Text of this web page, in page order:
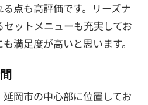
点も高評価です。リーズナ
ットメニューも充実してお
満足度が高いと思います。
岡市の中心部に位置してお